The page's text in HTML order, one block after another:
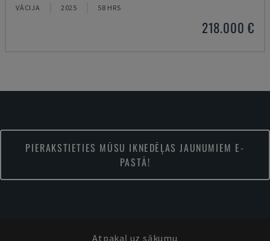
VĀCIJA 2025 58 HRS
218.000 €
PIERAKSTIETIES MŪSU IKNEDĒĻAS JAUNUMIEM E-
PASTĀ!
Atpakaļ uz sākumu